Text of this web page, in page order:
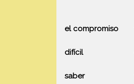
el compromiso
difícil
saber